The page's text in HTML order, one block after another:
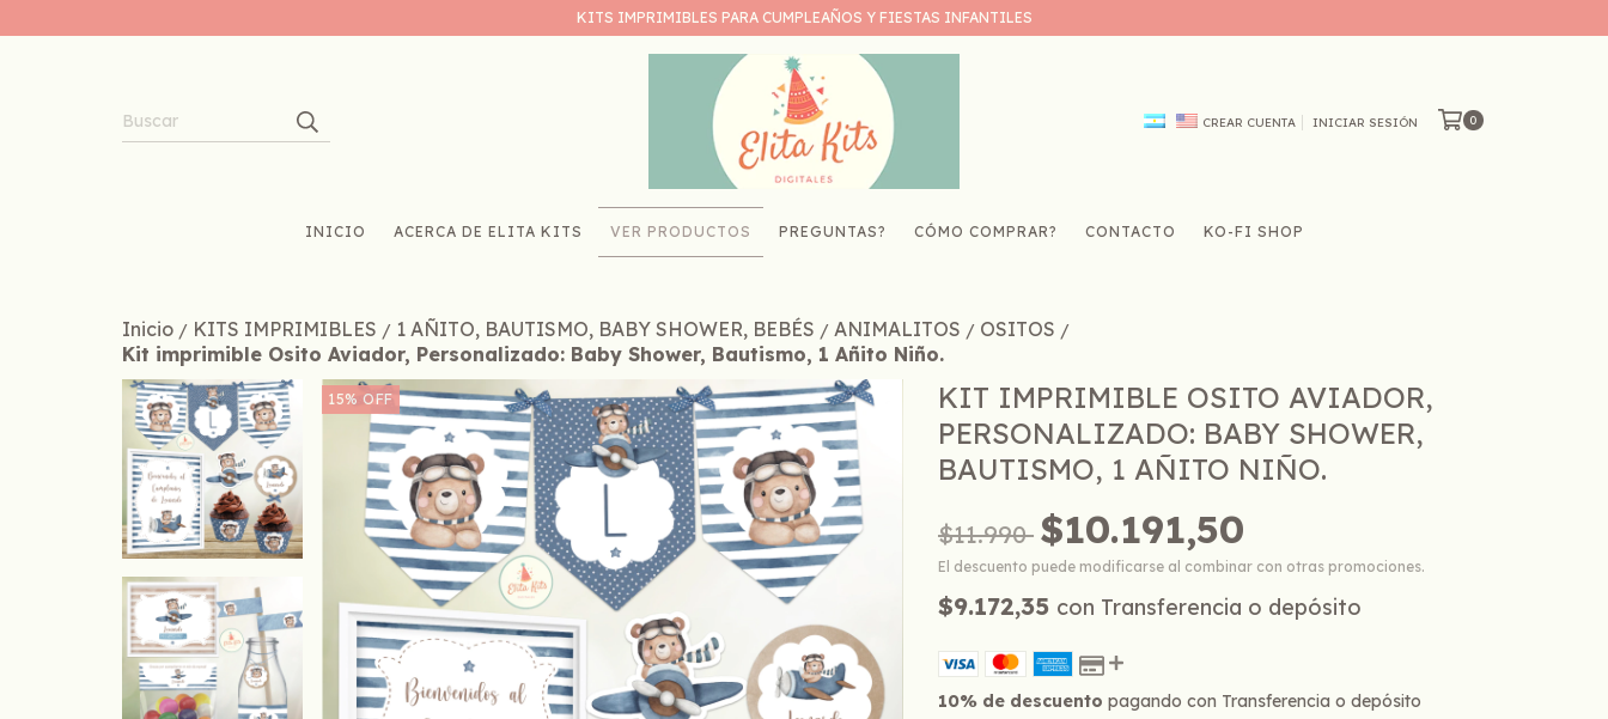
KITS IMPRIMIBLES PARA CUMPLEAÑOS Y FIESTAS INFANTILES
CREAR CUENTA INICIAR SESIÓN 0
INICIO ACERCA DE ELITA KITS VER PRODUCTOS PREGUNTAS? CÓMO COMPRAR? CONTACTO KO-FI SHOP
Inicio / KITS IMPRIMIBLES / 1 AÑITO, BAUTISMO, BABY SHOWER, BEBÉS / ANIMALITOS / OSITOS /
Kit imprimible Osito Aviador, Personalizado: Baby Shower, Bautismo, 1 Añito Niño.
15% OFF
KIT IMPRIMIBLE OSITO AVIADOR,
PERSONALIZADO: BABY SHOWER,
BAUTISMO, 1 AÑITO NIÑO.
$11.990 $10.191,50
El descuento puede modificarse al combinar con otras promociones.
$9.172,35 con Transferencia o depósito
10% de descuento pagando con Transferencia o depósito